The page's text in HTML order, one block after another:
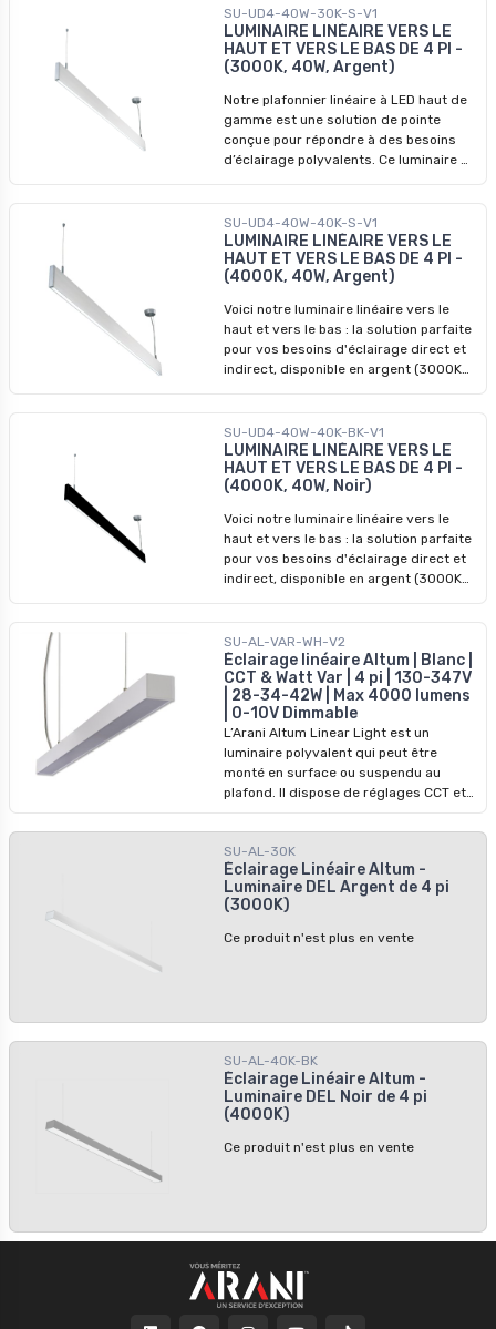
un choix idéal pour diverses
applications. Disponible en
températures de couleur 3000K et
4000K, il offre des options d'éclairage
et noir (4000K) vous permettent
d'harmoniser votre décor. Créez un
agencement interconnecté à l'aide de
ces luminaires LED linéaires de 4 pieds
ambiance élégante et bien éclairée.
SU-UD4-40W-30K-S-V1
LUMINAIRE LINÉAIRE VERS LE
HAUT ET VERS LE BAS DE 4 PI -
(3000K, 40W, Argent)
Notre plafonnier linéaire à LED haut de
gamme est une solution de pointe
conçue pour répondre à des besoins
d’éclairage polyvalents. Ce luminaire de
ce qui le rend idéal pour diverses
applications dans les environnements
commerciaux et résidentiels. Avec une
installation facile et une hauteur de
linéaire à LED est idéal pour les
configurations d’éclairage qui
nécessitent commodité et flexibilité.
SU-UD4-40W-40K-S-V1
LUMINAIRE LINÉAIRE VERS LE
HAUT ET VERS LE BAS DE 4 PI -
(4000K, 40W, Argent)
Voici notre luminaire linéaire vers le
haut et vers le bas : la solution parfaite
pour vos besoins d'éclairage direct et
indirect, disponible en argent (3000K
bas est un appareil polyvalent qui
fonctionne à la fois comme un
éclairage suspendu direct et indirect,
offrant un mélange harmonieux de
esthétique moderne et sa longueur de
4 pieds en font un choix idéal pour
diverses applications, y compris les
environnements commerciaux et
commercial ou votre maison, notre
luminaire linéaire vers le haut et vers le
bas est la solution d'éclairage idéale.
Avec son processus d'installation
facile et sa hauteur de suspension
réglable, il offre commodité et flexibilité
pour tout projet.
SU-UD4-40W-40K-BK-V1
LUMINAIRE LINÉAIRE VERS LE
HAUT ET VERS LE BAS DE 4 PI -
(4000K, 40W, Noir)
Voici notre luminaire linéaire vers le
haut et vers le bas : la solution parfaite
pour vos besoins d'éclairage direct et
indirect, disponible en argent (3000K
bas est un appareil polyvalent qui
fonctionne à la fois comme un
éclairage suspendu direct et indirect,
offrant un mélange harmonieux de
fonctionnalité et de style. Son
esthétique moderne et sa longueur de
4 pieds en font un choix idéal pour
diverses applications, y compris les
environnements commerciaux et
commercial ou votre maison, notre
luminaire linéaire vers le haut et vers le
bas est la solution d'éclairage idéale.
Avec son processus d'installation
facile et sa hauteur de suspension
SU-AL-VAR-WH-V2
Éclairage linéaire Altum | Blanc |
CCT & Watt Var | 4 pi | 130-347V
| 28-34-42W | Max 4000 lumens
| 0-10V Dimmable
L’Arani Altum Linear Light est un
luminaire polyvalent qui peut être
monté en surface ou suspendu au
plafond. Il dispose de réglages CCT et
connecter jusqu’à 10 luminaires Altum
pour créer un chef-d’œuvre d’éclairage.
Cette lumière blanche élégante et
puissante est parfaite pour de
nombreuses applications.
SU-AL-30K
Éclairage Linéaire Altum -
Luminaire DEL Argent de 4 pi
(3000K)
Ce produit n'est plus en vente
SU-AL-40K-BK
Éclairage Linéaire Altum -
Luminaire DEL Noir de 4 pi
(4000K)
Ce produit n'est plus en vente